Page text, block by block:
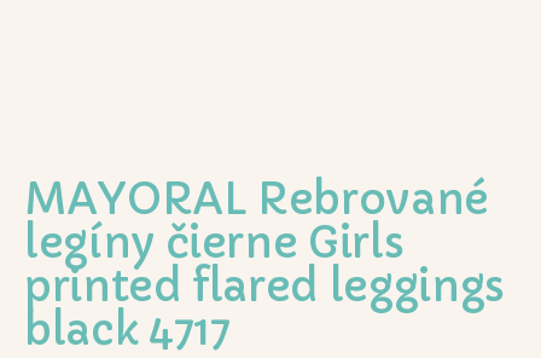
MAYORAL Rebrované
legíny čierne Girls
printed flared leggings
black 4717